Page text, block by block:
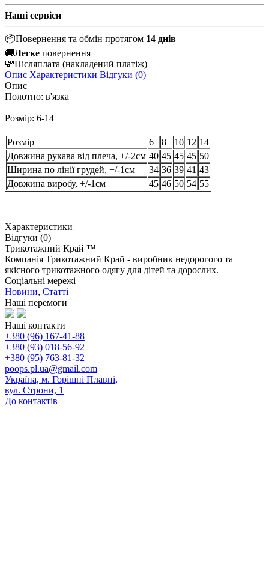
Наші сервіси
📦Повернення та обмін протягом 14 днів
🚚Легке повернення
💸Післяплата (накладений платіж)
Опис Характеристики Відгуки (0)
Опис
Полотно: в'язка
Розмір: 6-14
Розмір 6 8 10 12 14
Довжина рукава від плеча, +/-2см 40 45 45 45 50
Ширина по лінії грудей, +/-1см
34 36 39 41 43
Довжина виробу, +/-1см
45 46 50 54 55
Характеристики
Відгуки (0)
Трикотажний Край ™
Компанія Трикотажний Край - виробник недорогого та
якісного трикотажного одягу для дітей та дорослих.
Соціальні мережі
Новини, Статті
Наші перемоги
Наші контакти
+380 (96) 167-41-88
+380 (93) 018-56-92
+380 (95) 763-81-32
poops.pl.ua@gmail.com
Україна, м. Горішні Плавні,
вул. Строни, 1
До контактів